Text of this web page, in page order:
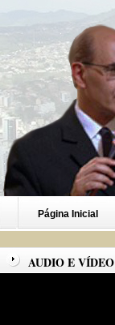
Página Inicial
AUDIO E VÍDEO